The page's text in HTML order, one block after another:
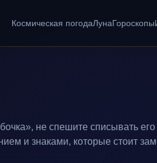
Космическая погодаЛунаГороскопы
не спешите списывать
и знаками, которые стоит